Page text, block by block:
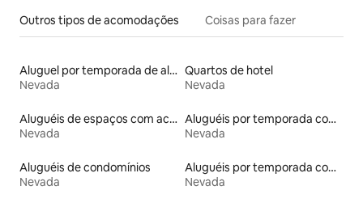
Outros tipos de acomodações Coisas para fazer
Aluguel por temporada de alojamentos ecológicos
Nevada
Quartos de hotel
Nevada
Aluguéis de espaços com acesso direto a pistas de esqui
Nevada
Aluguéis por temporada com acesso à praia
Nevada
Aluguéis de condomínios
Nevada
Aluguéis por temporada com suítes privativas
Nevada